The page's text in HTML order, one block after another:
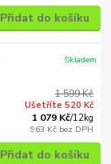
Přidat do košíku
1 599 Kč
Ušetříte 520 Kč
1 079 Kč/12kg
963 Kč bez DPH
Skladem
Přidat do košíku